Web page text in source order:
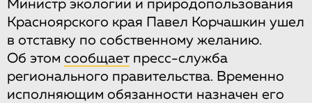
Министр экологии и природопользования
Красноярского края Павел Корчашкин ушел
в отставку по собственному желанию.
Об этом сообщает пресс-служба
регионального правительства. Временно
исполняющим обязанности назначен его